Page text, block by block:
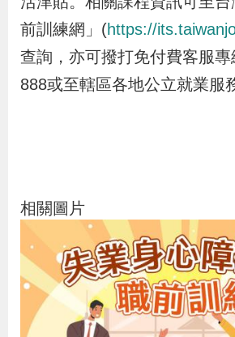
府
網
站
資
告
檢
舉
瀆
前訓練網」(https://
查詢，亦可撥打免付費客服
888或至轄區各地公立就業服
相關圖片